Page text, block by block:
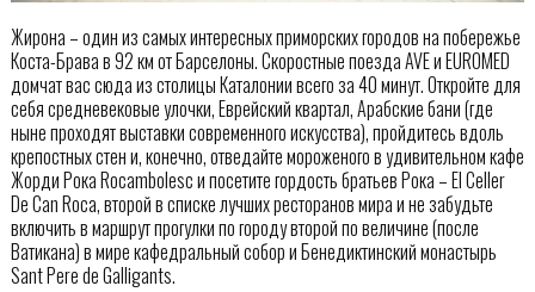
Жирона – один из самых интересных приморских городов на побережье
Коста-Брава в 92 км от Барселоны. Скоростные поезда AVE и EUROMED
домчат вас сюда из столицы Каталонии всего за 40 минут. Откройте для
себя средневековые улочки, Еврейский квартал, Арабские бани (где
ныне проходят выставки современного искусства), пройдитесь вдоль
крепостных стен и, конечно, отведайте мороженого в удивительном кафе
Жорди Рока Rocambolesc и посетите гордость братьев Рока – El Celler
De Can Roca, второй в списке лучших ресторанов мира и не забудьте
включить в маршрут прогулки по городу второй по величине (после
Ватикана) в мире кафедральный собор и Бенедиктинский монастырь
Sant Pere de Galligants.